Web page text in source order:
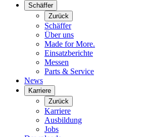
Schäffer
Zurück
Schäffer
Über uns
Made for More.
Einsatzberichte
Messen
Parts & Service
News
Karriere
Zurück
Karriere
Ausbildung
Jobs